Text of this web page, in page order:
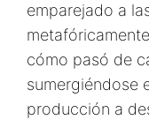
emparejado a
cómo pasó de
sumergiéndose
producción a